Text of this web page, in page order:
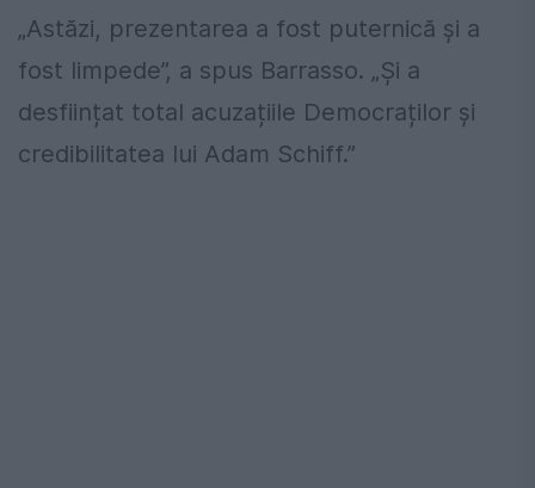
„Astăzi, prezentarea a fost puternică și a
fost limpede”, a spus Barrasso. „Și a
desființat total acuzațiile Democraților și
credibilitatea lui Adam Schiff.”